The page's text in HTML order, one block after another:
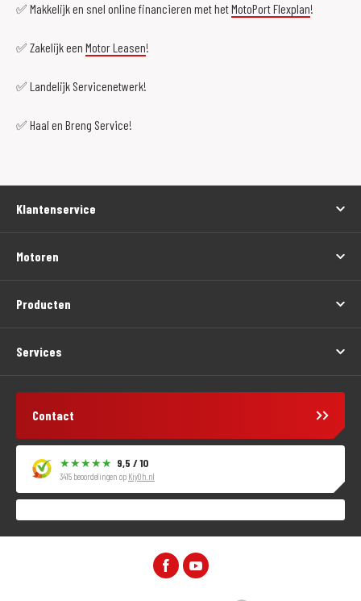
✅ Makkelijk en snel online financieren met hetMotoPort Flexplan!
✅ Zakelijk een Motor Leasen!
✅ Landelijk Servicenetwerk!
✅ Haal en Breng Service!
Klantenservice
Motoren
Producten
Services
Contact
9,5 / 10
3415 beoordelingen op KiyOh.nl